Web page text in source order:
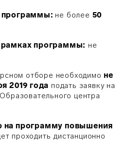
программы:не более 50
программы: не
отборе необходимоне
2019 года подать заявку на
центра
на программу повышения
проходить дистанционно